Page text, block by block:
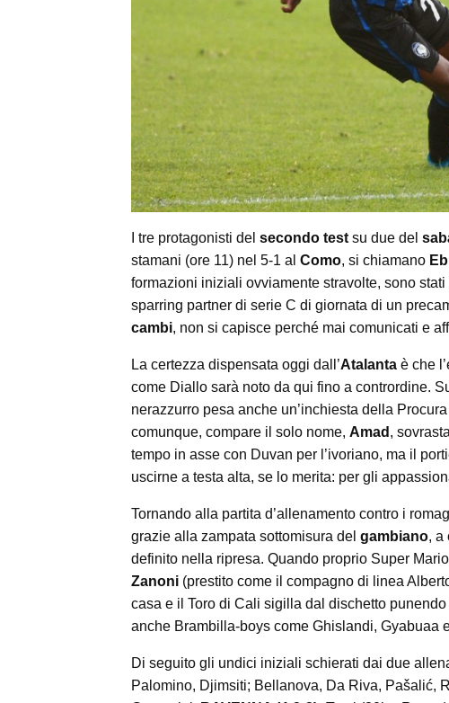
I tre protagonisti del secondo test su due del
stamani (ore 11) nel 5-1 al Como, si chiamano
formazioni iniziali ovviamente stravolte, sono
sparring partner di serie C di giornata di un
cambi, non si capisce perché mai comunicati e
La certezza dispensata oggi dall’Atalanta è che
come Diallo sarà noto da qui fino a contrordine.
nerazzurro pesa anche un’inchiesta della
comunque, compare il solo nome, Amad ,
tempo in asse con Duvan per l’ivoriano, ma il
uscirne a testa alta, se lo merita: per gli
Tornando alla partita d’allenamento contro i
grazie alla zampata sottomisura del gambiano, a
definito nella ripresa. Quando proprio Super
Zanoni (prestito come il compagno di linea
casa e il Toro di Cali sigilla dal dischetto
anche Brambilla-boys come Ghislandi, Gyabuaa
Di seguito gli undici iniziali schierati dai due
Palomino, Djimsiti; Bellanova, Da Riva, Pašalić,